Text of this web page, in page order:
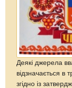
Деякі джерела
відзначається в
згідно із